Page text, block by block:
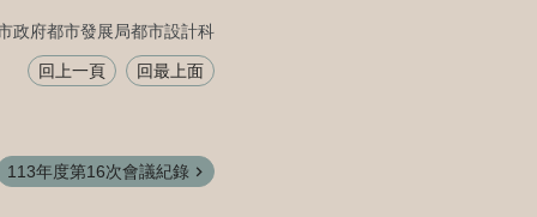
政府都市發展局都市設計科
回上一頁 回最上面
113年度第16次會議紀錄